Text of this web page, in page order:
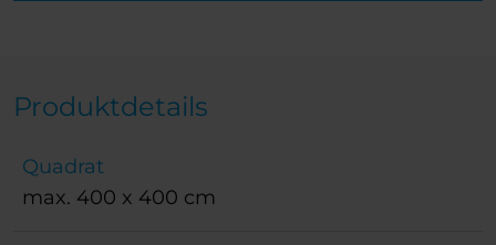
Produktdetails
Quadrat
max. 400 x 400 cm